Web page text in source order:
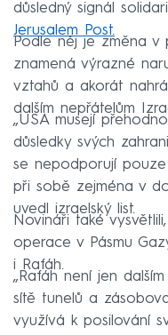
důsledný signál
Jerusalem Post.
Podle něj je změna v
znamená výrazné
vztahů a akorát
dalším nepřátelům
„USA musejí
důsledky svých
se nepodporují
při sobě zejména v
uvedl izraelský list.
Novináři také
operace v Pásmu
i Rafáh.
„Rafáh není jen
sítě tunelů a
využívá k posilování